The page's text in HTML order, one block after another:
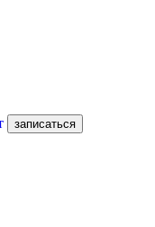
записаться